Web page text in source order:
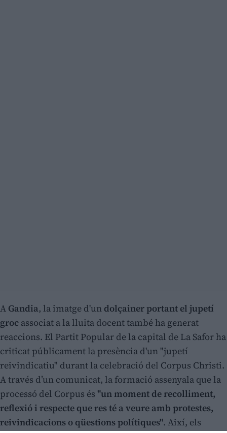
A Gandia, la imatge d'un dolçainer portant el jupetí
groc associat a la lluita docent també ha generat
reaccions. El Partit Popular de la capital de La Safor ha
criticat públicament la presència d'un "jupetí
reivindicatiu" durant la celebració del Corpus Christi.
A través d’un comunicat, la formació assenyala que la
processó del Corpus és "un moment de recolliment,
reflexió i respecte que res té a veure amb protestes,
reivindicacions o qüestions polítiques". Així, els